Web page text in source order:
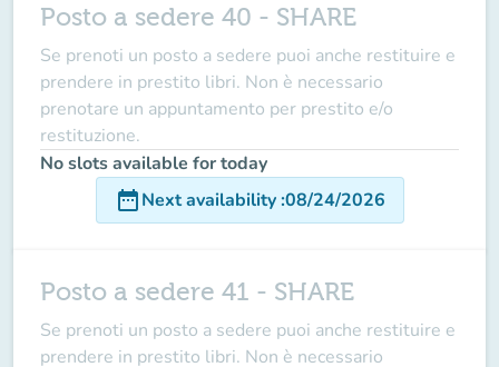
Posto a sedere 40 - SHARE
Se prenoti un posto a sedere puoi anche restituire e
prendere in prestito libri. Non è necessario
prenotare un appuntamento per prestito e/o
restituzione.
No slots available for today
date_rangeNext availability:08/24/2026
Posto a sedere 41 - SHARE
Se prenoti un posto a sedere puoi anche restituire e
prendere in prestito libri. Non è necessario